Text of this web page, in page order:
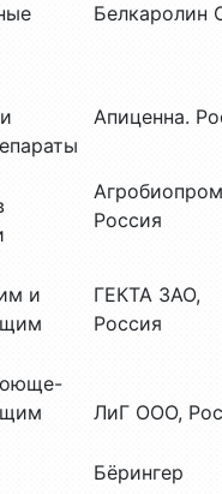
Белкаролин
Апиценна.
Россия
и
ГЕКТА ЗАО,
Россия
ЛиГ ООО,
Бёрингер